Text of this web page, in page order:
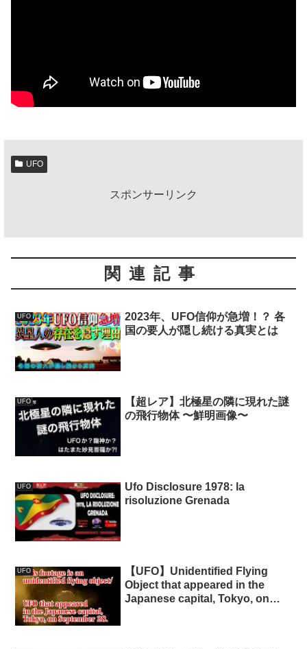
UFO
スポンサーリンク
関連記事
UFO
2023年、UFO信仰が急増！？ 各
国の要人が隠し続ける真実とは
UFO
【超レア】北極星の隣に現れた謎
の飛行物体 〜鮮明画像〜
UFO
Ufo Disclosure 1978: la
risoluzione Grenada
UFO
【UFO】Unidentified Flying
Object that appeared in the
Japanese capital, Tokyo, on